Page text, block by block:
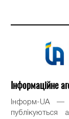
Інформаційне
Інформ-UA —
публікуються